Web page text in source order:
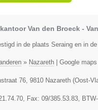
Van den Broeck -
in de plaats Seraing en in
» Nazareth Google maps
76, 9810 Nazareth (Oost-
, Fax: 09/385.53.83,